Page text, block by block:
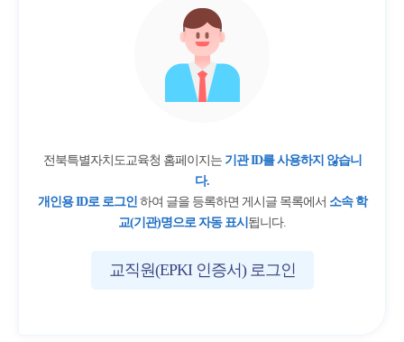
전북특별자치도교육청 홈페이지는 기관 ID를 사용하지 않습니
다.
개인용 ID로 로그인하여 글을 등록하면 게시글 목록에서 소속 학
교(기관)명으로 자동 표시 됩니다.
교직원(EPKI 인증서) 로그인